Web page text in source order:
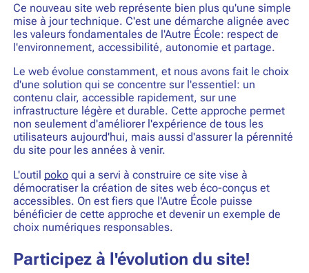
Ce nouveau site web représente bien plus qu'une simple
mise à jour technique. C'est une démarche alignée avec
les valeurs fondamentales de l'Autre École: respect de
l'environnement, accessibilité, autonomie et partage.
Le web évolue constamment, et nous avons fait le choix
d'une solution qui se concentre sur l'essentiel: un
contenu clair, accessible rapidement, sur une
infrastructure légère et durable. Cette approche permet
non seulement d'améliorer l'expérience de tous les
utilisateurs aujourd'hui, mais aussi d'assurer la pérennité
du site pour les années à venir.
L'outil pokoqui a servi à construire ce site vise à
démocratiser la création de sites web éco-conçus et
accessibles. On est fiers que l'Autre École puisse
bénéficier de cette approche et devenir un exemple de
choix numériques responsables.
Participez à l'évolution du site!